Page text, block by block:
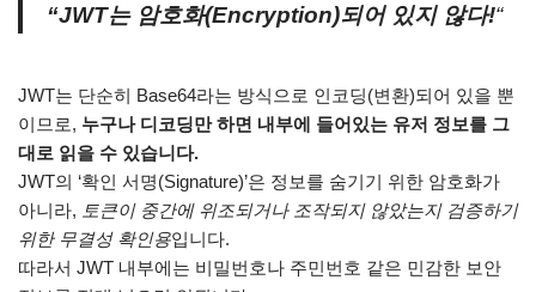
“JWT는 암호화(Encryption)되어 있지 않다!“
JWT는 단순히 Base64라는 방식으로 인코딩(변환)되어 있을 뿐
이므로, 누구나 디코딩만 하면 내부에 들어있는 유저 정보를 그
대로 읽을 수 있습니다.
JWT의 ‘확인 서명(Signature)’은 정보를 숨기기 위한 암호화가
아니라, 토큰이 중간에 위조되거나 조작되지 않았는지 검증하기
위한 무결성 확인용입니다.
따라서 JWT 내부에는 비밀번호나 주민번호 같은 민감한 보안